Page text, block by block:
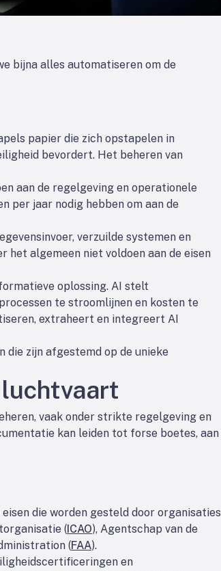
bijna alles automatiseren om de
papier die zich opstapelen in
bevordert. Het beheren van
aan de regelgeving en operationele
per jaar nodig hebben om aan de
verzuilde systemen en
het algemeen niet voldoen aan de eisen
oplossing. AI stelt
te stroomlijnen en kosten te
extraheert en integreert AI
die zijn afgestemd op de unieke
vaak onder strikte regelgeving en
kan leiden tot forse boetes, aan
die worden gesteld door organisaties
(ICAO), Agentschap van de
(FAA).
en